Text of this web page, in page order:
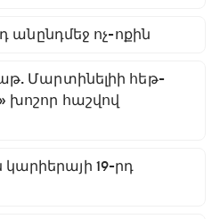
անընդմեջ ոչ-ոքին
Մարտինելիի հեթ-
խոշոր հաշվով
19-րդ